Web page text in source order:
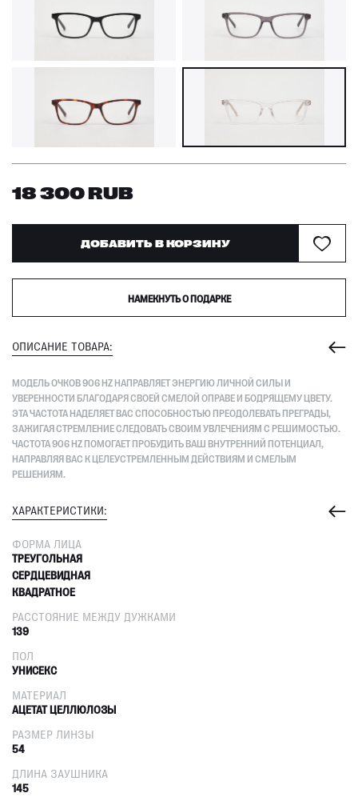
18 300RUB
ДОБАВИТЬ В КОРЗИНУ
НАМЕКНУТЬ О ПОДАРКЕ
ОПИСАНИЕ ТОВАРА:
МОДЕЛЬ ОЧКОВ 906 HZ НАПРАВЛЯЕТ ЭНЕРГИЮ ЛИЧНОЙ СИЛЫ И
УВЕРЕННОСТИ БЛАГОДАРЯ СВОЕЙ СМЕЛОЙ ОПРАВЕ И БОДРЯЩЕМУ ЦВЕТУ.
ЭТА ЧАСТОТА НАДЕЛЯЕТ ВАС СПОСОБНОСТЬЮ ПРЕОДОЛЕВАТЬ ПРЕГРАДЫ,
ЗАЖИГАЯ СТРЕМЛЕНИЕ СЛЕДОВАТЬ СВОИМ УВЛЕЧЕНИЯМ С РЕШИМОСТЬЮ.
ЧАСТОТА 906 HZ ПОМОГАЕТ ПРОБУДИТЬ ВАШ ВНУТРЕННИЙ ПОТЕНЦИАЛ,
НАПРАВЛЯЯ ВАС К ЦЕЛЕУСТРЕМЛЕННЫМ ДЕЙСТВИЯМ И СМЕЛЫМ
РЕШЕНИЯМ.
ХАРАКТЕРИСТИКИ:
ФОРМА ЛИЦА
ТРЕУГОЛЬНАЯ
СЕРДЦЕВИДНАЯ
КВАДРАТНОЕ
РАССТОЯНИЕ МЕЖДУ ДУЖКАМИ
139
ПОЛ
УНИСЕКС
МАТЕРИАЛ
АЦЕТАТ ЦЕЛЛЮЛОЗЫ
РАЗМЕР ЛИНЗЫ
54
ДЛИНА ЗАУШНИКА
145